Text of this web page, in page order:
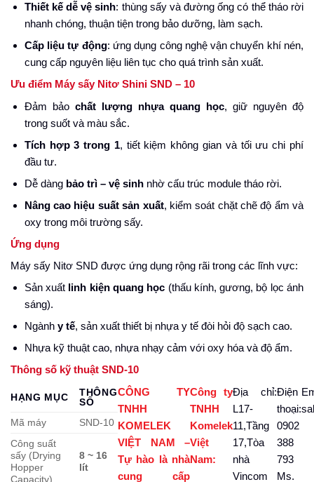
Thiết kế dễ vệ sinh: thùng sấy và đường ống có thể tháo rời
nhanh chóng, thuận tiện trong bảo dưỡng, làm sạch.
Cấp liệu tự động: ứng dụng công nghệ vận chuyển khí nén,
cung cấp nguyên liệu liên tục cho quá trình sản xuất.
Ưu điểm Máy sấy Nitơ Shini SND – 10
Đảm bảo chất lượng nhựa quang học, giữ nguyên độ
trong suốt và màu sắc.
Tích hợp 3 trong 1, tiết kiệm không gian và tối ưu chi phí
đầu tư.
Dễ dàng bảo trì – vệ sinhnhờ cấu trúc module tháo rời.
Nâng cao hiệu suất sản xuất, kiểm soát chặt chẽ độ ẩm và
oxy trong môi trường sấy.
Ứng dụng
Máy sấy Nitơ SND được ứng dụng rộng rãi trong các lĩnh vực:
Sản xuất linh kiện quang học (thấu kính, gương, bộ lọc ánh
sáng).
Ngành y tế, sản xuất thiết bị nhựa y tế đòi hỏi độ sạch cao.
Nhựa kỹ thuật cao, nhựa nhạy cảm với oxy hóa và độ ẩm.
Thông số kỹ thuật SND-10
HẠNG MỤC
THÔNG
SỐ
Mã máy
SND-10
Công suất
sấy (Drying
Hopper
Capacity)
8 ~ 16
lít
CÔNG TY
TNHH
KOMELEK
VIỆT NAM –
Tự hào là nhà
cung cấp
Công ty
TNHH
Komelek
Việt
Nam:
Địa chỉ:
L17-
11,Tầng
17,Tòa
nhà
Vincom
Điện
thoại:
0902
388
793
Ms.